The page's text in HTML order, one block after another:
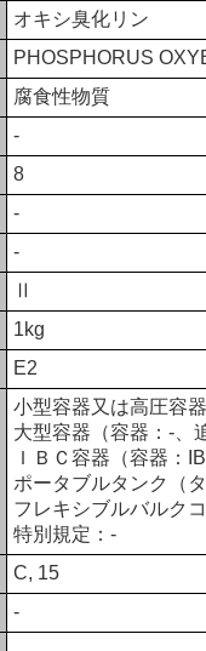
オキシ臭化リン
PHOSPHORUS
腐食性物質
-
8
-
-
Ⅱ
1kg
E2
小型容器又は高圧容
大型容器（容器：-、
ＩＢＣ容器（容器：
ポータブルタンク（
フレキシブルバルク
特別規定：-
C, 15
-